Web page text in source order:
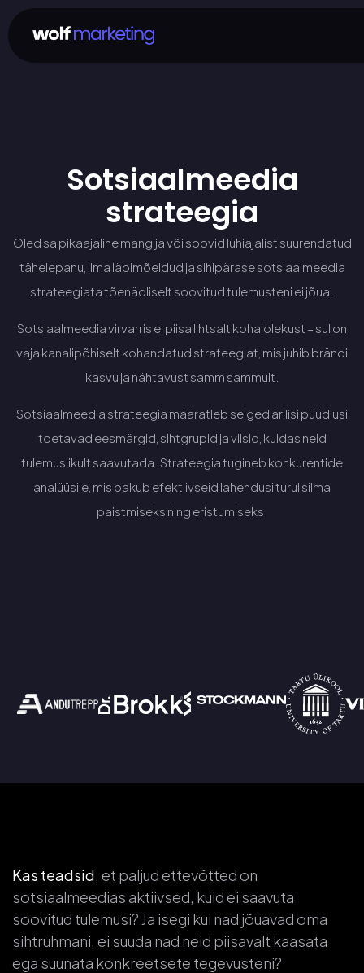
Sotsiaalmeedia
strateegia
Oled sa pikaajaline mängija või soovid lühiajalist suurendatud
tähelepanu, ilma läbimõeldud ja sihipärase sotsiaalmeedia
strateegiata tõenäoliselt soovitud tulemusteni ei jõua.
Sotsiaalmeedia virvarris ei piisa lihtsalt kohalolekust – sul on
vaja kanalipõhiselt kohandatud strateegiat, mis juhib brändi
kasvu ja nähtavust samm sammult.
Sotsiaalmeedia strateegia määratleb selged ärilisi püüdlusi
toetavad eesmärgid, sihtgrupid ja viisid, kuidas neid
tulemuslikult saavutada. Strateegia tugineb konkurentide
analüüsile, mis pakub efektiivseid lahendusi turul silma
paistmiseks ning eristumiseks.
Kas teadsid, et paljud ettevõtted on
sotsiaalmeedias aktiivsed, kuid ei saavuta
soovitud tulemusi? Ja isegi kui nad jõuavad oma
sihtrühmani, ei suuda nad neid piisavalt kaasata
ega suunata konkreetsete tegevusteni?